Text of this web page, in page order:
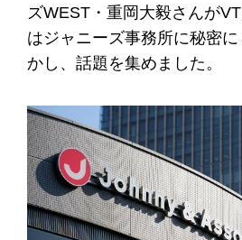
ズWEST・重岡大毅さんが
はジャニーズ事務所に秘密
かし、話題を集めました。